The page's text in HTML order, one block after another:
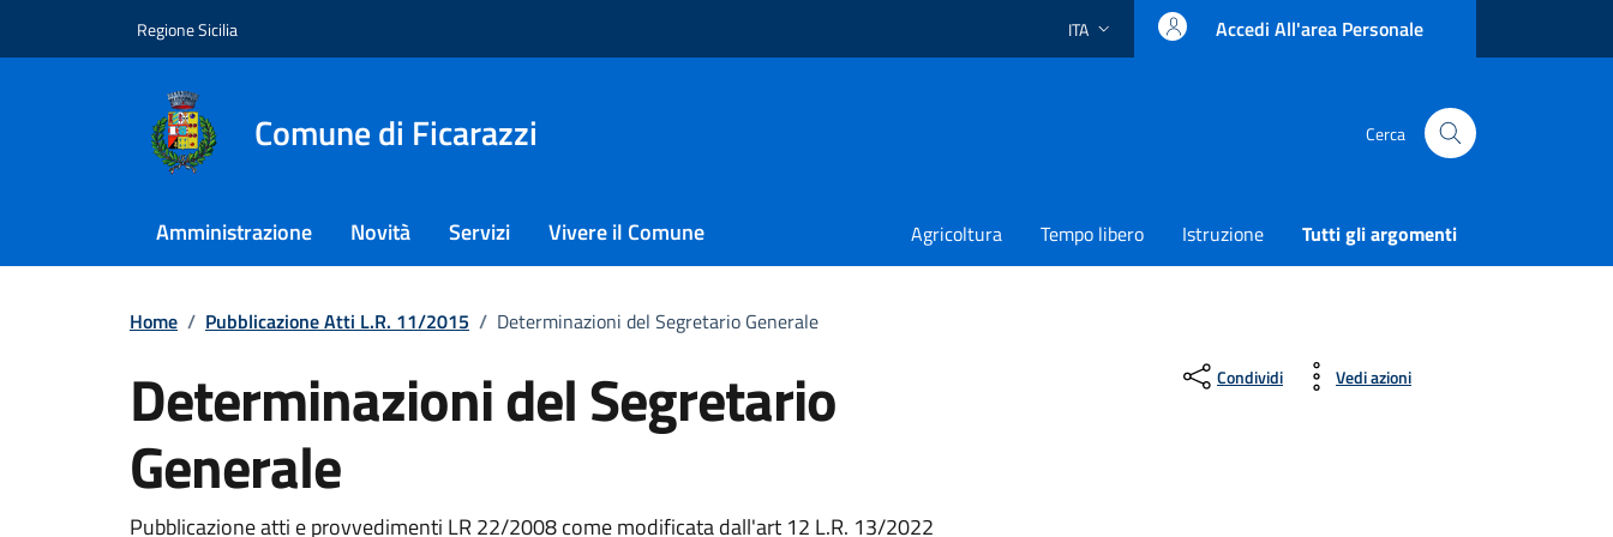
Regione Sicilia Lingua attiva:
ITA Accedi All'area Personale
Comune di Ficarazzi Cerca
Amministrazione Novità Servizi Vivere il Comune Agricoltura Tempo libero Istruzione Tutti gli argomenti
Home / Pubblicazione Atti L.R. 11/2015 / Determinazioni del Segretario Generale
Determinazioni del Segretario
Generale
Pubblicazione atti e provvedimenti LR 22/2008 come modificata dall'art 12 L.R. 13/2022
Condividi Vedi azioni